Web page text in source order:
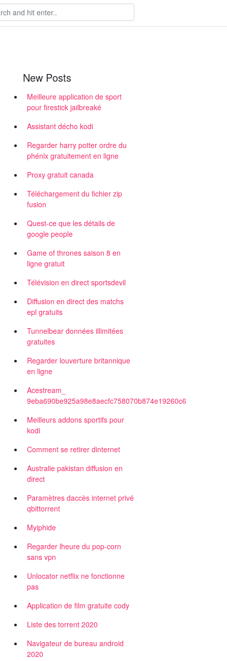
New Posts
Meilleure application de sport
pour firestick jailbreaké
Assistant décho kodi
Regarder harry potter ordre du
phénix gratuitement en ligne
Proxy gratuit canada
Téléchargement du fichier zip
fusion
Quest-ce que les détails de
google people
Game of thrones saison 8 en
ligne gratuit
Télévision en direct sportsdevil
Diffusion en direct des matchs
epl gratuits
Tunnelbear données illimitées
gratuites
Regarder louverture britannique
en ligne
Acestream_
9eba690be925a98e8aecfc758070b874e19260c6
Meilleurs addons sportifs pour
kodi
Comment se retirer dinternet
Australie pakistan diffusion en
direct
Paramètres daccès internet privé
qbittorrent
Myiphide
Regarder lheure du pop-corn
sans vpn
Unlocator netflix ne fonctionne
pas
Application de film gratuite cody
Liste des torrent 2020
Navigateur de bureau android
2020